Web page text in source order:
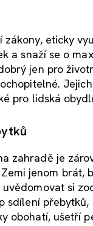
eticky
a snaží se o
jen pro
pro lidská
zahradě je
jenom brát,
si
obohatí, ušetří